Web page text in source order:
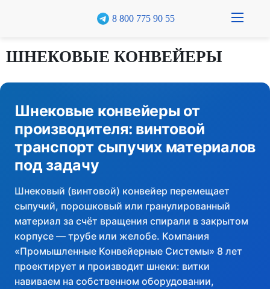
8 800 775 90 55
8 800 775 90 55
О компании
Реализованные проекты
Доставка и оплата
Полезное
Рассчитать стоимость
Контакты
ШНЕКОВЫЕ КОНВЕЙЕРЫ
Шнековые конвейеры от
производителя: винтовой
транспорт сыпучих материалов
под задачу
Шнековый (винтовой) конвейер перемещает
сыпучий, порошковый или гранулированный
материал за счёт вращения спирали в закрытом
корпусе — трубе или желобе. Компания
«Промышленные Конвейерные Системы» 8 лет
проектирует и производит шнеки: витки
навиваем на собственном оборудовании,